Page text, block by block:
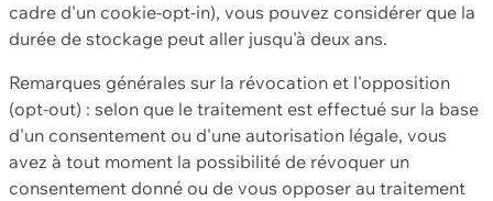
cadre d'un cookie-opt-in), vous pouvez considérer que la
durée de stockage peut aller jusqu'à deux ans.
Remarques générales sur la révocation et l'opposition
(opt-out) : selon que le traitement est effectué sur la base
d'un consentement ou d'une autorisation légale, vous
avez à tout moment la possibilité de révoquer un
consentement donné ou de vous opposer au traitement